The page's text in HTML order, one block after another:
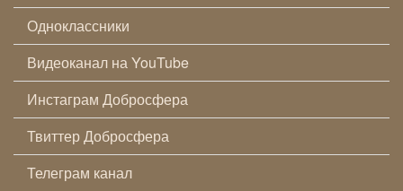
Одноклассники
Видеоканал на YouTube
Инстаграм Добросфера
Твиттер Добросфера
Телеграм канал